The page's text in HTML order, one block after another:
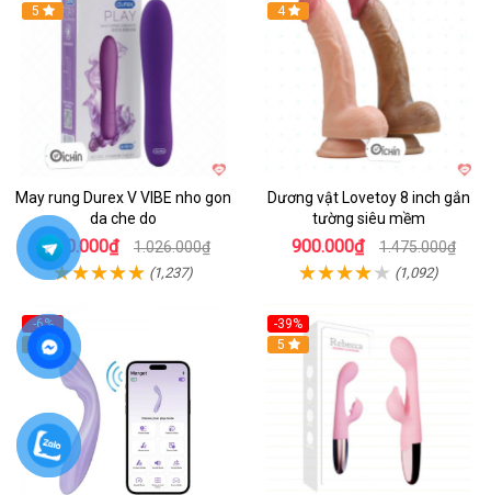
Hot
5
May rung Durex V VIBE nho gon
da che do
800.000₫ 1.026.000₫
(1,237)
Hot
4
Dương vật Lovetoy 8 inch gắn
tường siêu mềm
900.000₫ 1.475.000₫
(1,092)
-6%
4.6
-39%
Hot
5